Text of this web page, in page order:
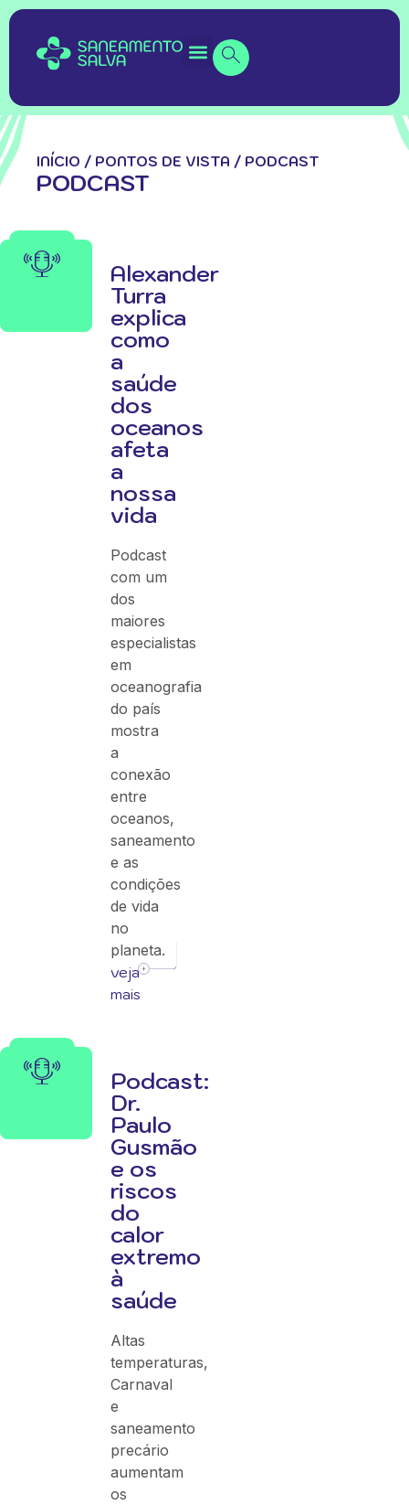
INÍCIO / PONTOS DE VISTA / PODCAST
PODCAST
Alexander
Turra
explica
como
a
saúde
dos
oceanos
afeta
a
nossa
vida
Podcast
com um
dos
maiores
especialistas
em
oceanografia
do país
mostra
a
conexão
entre
oceanos,
saneamento
e as
condições
de vida
no
planeta.
veja
mais
Podcast:
Dr.
Paulo
Gusmão
e os
riscos
do
calor
extremo
à
saúde
Altas
temperaturas,
Carnaval
e
saneamento
precário
aumentam
os